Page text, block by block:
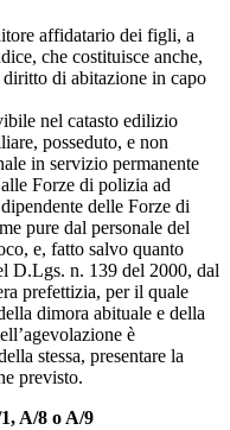
affidatario dei figli, a
che costituisce anche,
di abitazione in capo
nel catasto edilizio
posseduto, e non
in servizio permanente
Forze di polizia ad
delle Forze di
pure dal personale del
e, fatto salvo quanto
D.Lgs. n. 139 del 2000, dal
prefettizia, per il quale
dimora abituale e della
è
stessa, presentare la
previsto.
A/8 o A/9